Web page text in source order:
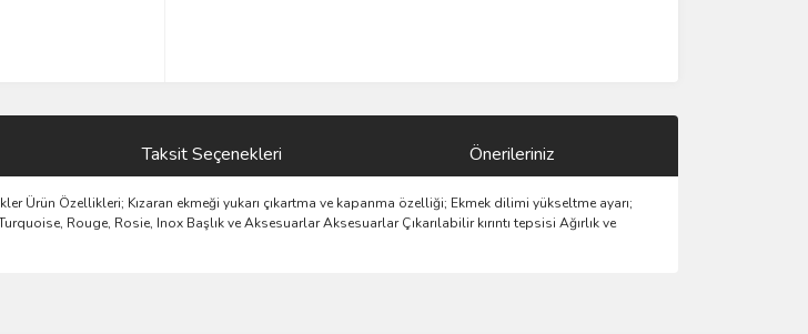
Taksit Seçenekleri Önerileriniz
Ürün Özellikleri; Kızaran ekmeği yukarı çıkartma ve kapanma özelliği; Ekmek dilimi yükseltme ayarı;
Rouge, Rosie, Inox Başlık ve Aksesuarlar Aksesuarlar Çıkarılabilir kırıntı tepsisi Ağırlık ve